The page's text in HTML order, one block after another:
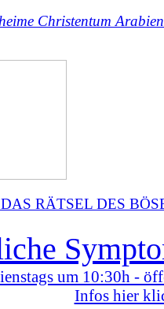
Christentum
DAS RÄTSEL DES
um 10:30h -
Infos hier